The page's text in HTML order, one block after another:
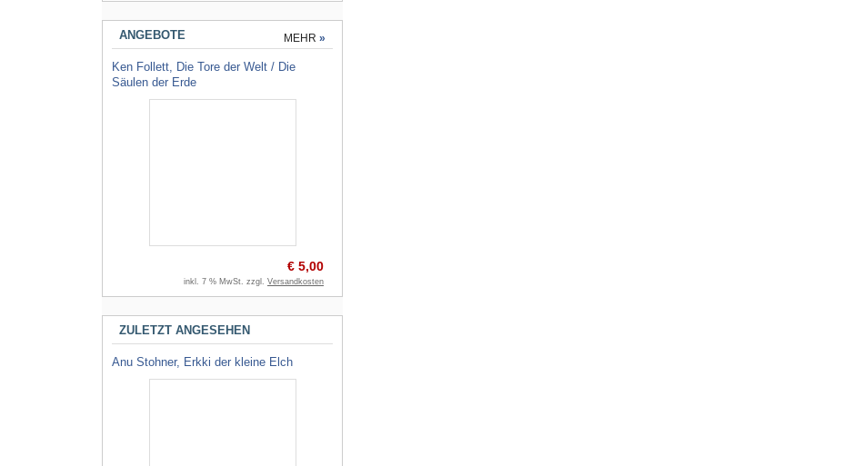
ANGEBOTE MEHR »
Ken Follett, Die Tore der Welt / Die
Säulen der Erde
€ 5,00
inkl. 7 % MwSt. zzgl. Versandkosten
ZULETZT ANGESEHEN
Anu Stohner, Erkki der kleine Elch